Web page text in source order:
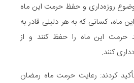
روزه‌داری و حفظ حرمت این ماه
ماه، کسانی که به هر دلیلی قادر به
حرمت این ماه را حفظ کنند و از
کنند.
کردند: رعایت حرمت ماه رمضان